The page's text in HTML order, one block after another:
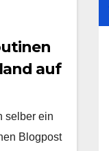
auf
selber ein
Blogpost